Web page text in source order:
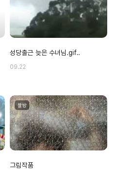
성당출근 늦은 수녀님.gif‥
09.22
짤방
그림작품